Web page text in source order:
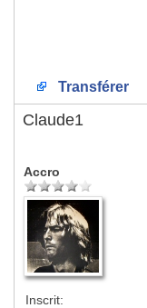
Transférer
Claude1
Accro
Inscrit: